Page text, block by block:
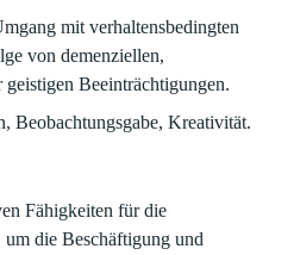
mit verhaltensbedingten
von demenziellen,
geistigen Beeinträchtigungen.
Beobachtungsgabe, Kreativität.
Fähigkeiten für die
die Beschäftigung und